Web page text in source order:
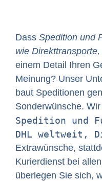
Dass Spedition und
wie
einem Detail Ihren
Meinung? Unser
baut Speditionen
Sonderwünsche.
Spedition und
DHL weltweit,
Extrawünsche,
Kurierdienst bei
überlegen Sie sich,